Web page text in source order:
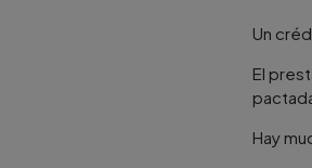
Un
El
Hay